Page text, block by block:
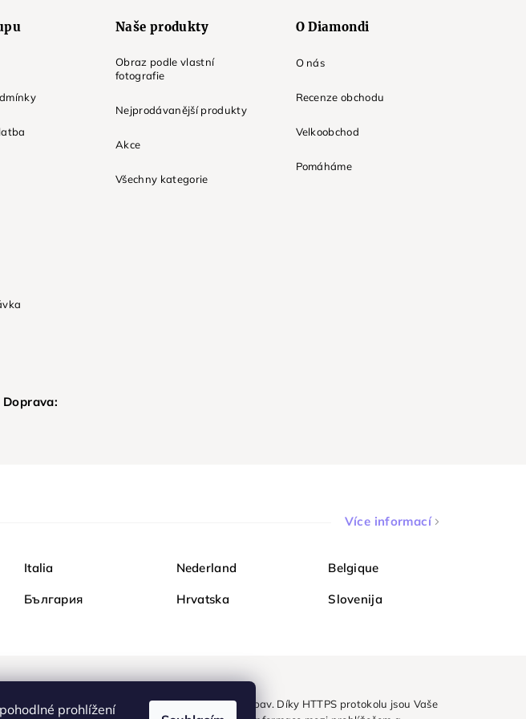
prohlížení
Naše produkty
Obraz podle vlastní
fotografie
Nejprodávanější produkty
Akce
Všechny kategorie
O Diamondi
O nás
Recenze obchodu
Velkoobchod
Pomáháme
Doprava:
Více informací
Italia Nederland Belgique
България Hrvatska Slovenija
Nakupujte na Diamondi bezpečně a bez obav. Díky HTTPS protokolu jsou Vaše